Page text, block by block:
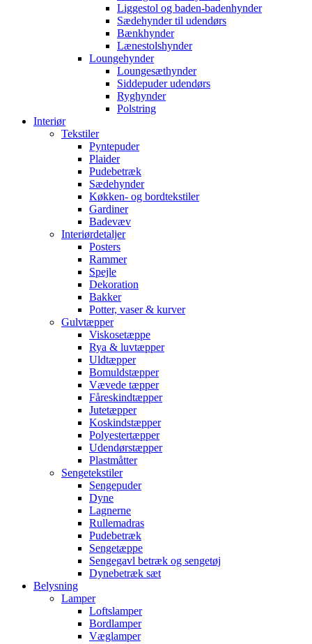
Liggestol og baden-badenhynder
Sædehynder til udendørs
Bænkhynder
Lænestolshynder
Loungehynder
Loungesæthynder
Siddepuder udendørs
Ryghynder
Polstring
Interiør
Tekstiler
Pyntepuder
Plaider
Pudebetræk
Sædehynder
Køkken- og bordtekstiler
Gardiner
Badevæv
Interiørdetaljer
Posters
Rammer
Spejle
Dekoration
Bakker
Potter, vaser & kurver
Gulvtæpper
Viskosetæppe
Rya & luvtæpper
Uldtæpper
Bomuldstæpper
Vævede tæpper
Fåreskindtæpper
Jutetæpper
Koskindstæpper
Polyestertæpper
Udendørstæpper
Plastmåtter
Sengetekstiler
Sengepuder
Dyne
Lagnerne
Rullemadras
Pudebetræk
Sengetæppe
Sengegavl betræk og sengetøj
Dynebetræk sæt
Belysning
Lamper
Loftslamper
Bordlamper
Væglamper